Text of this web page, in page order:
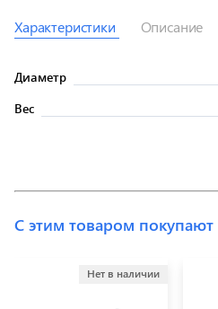
Характеристики Описание
Диаметр
Вес
С этим товаром покупают
Нет в наличии